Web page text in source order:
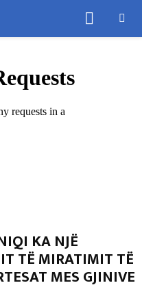
KA NJË
TË MIRATIMIT TË
MES GJINIVE